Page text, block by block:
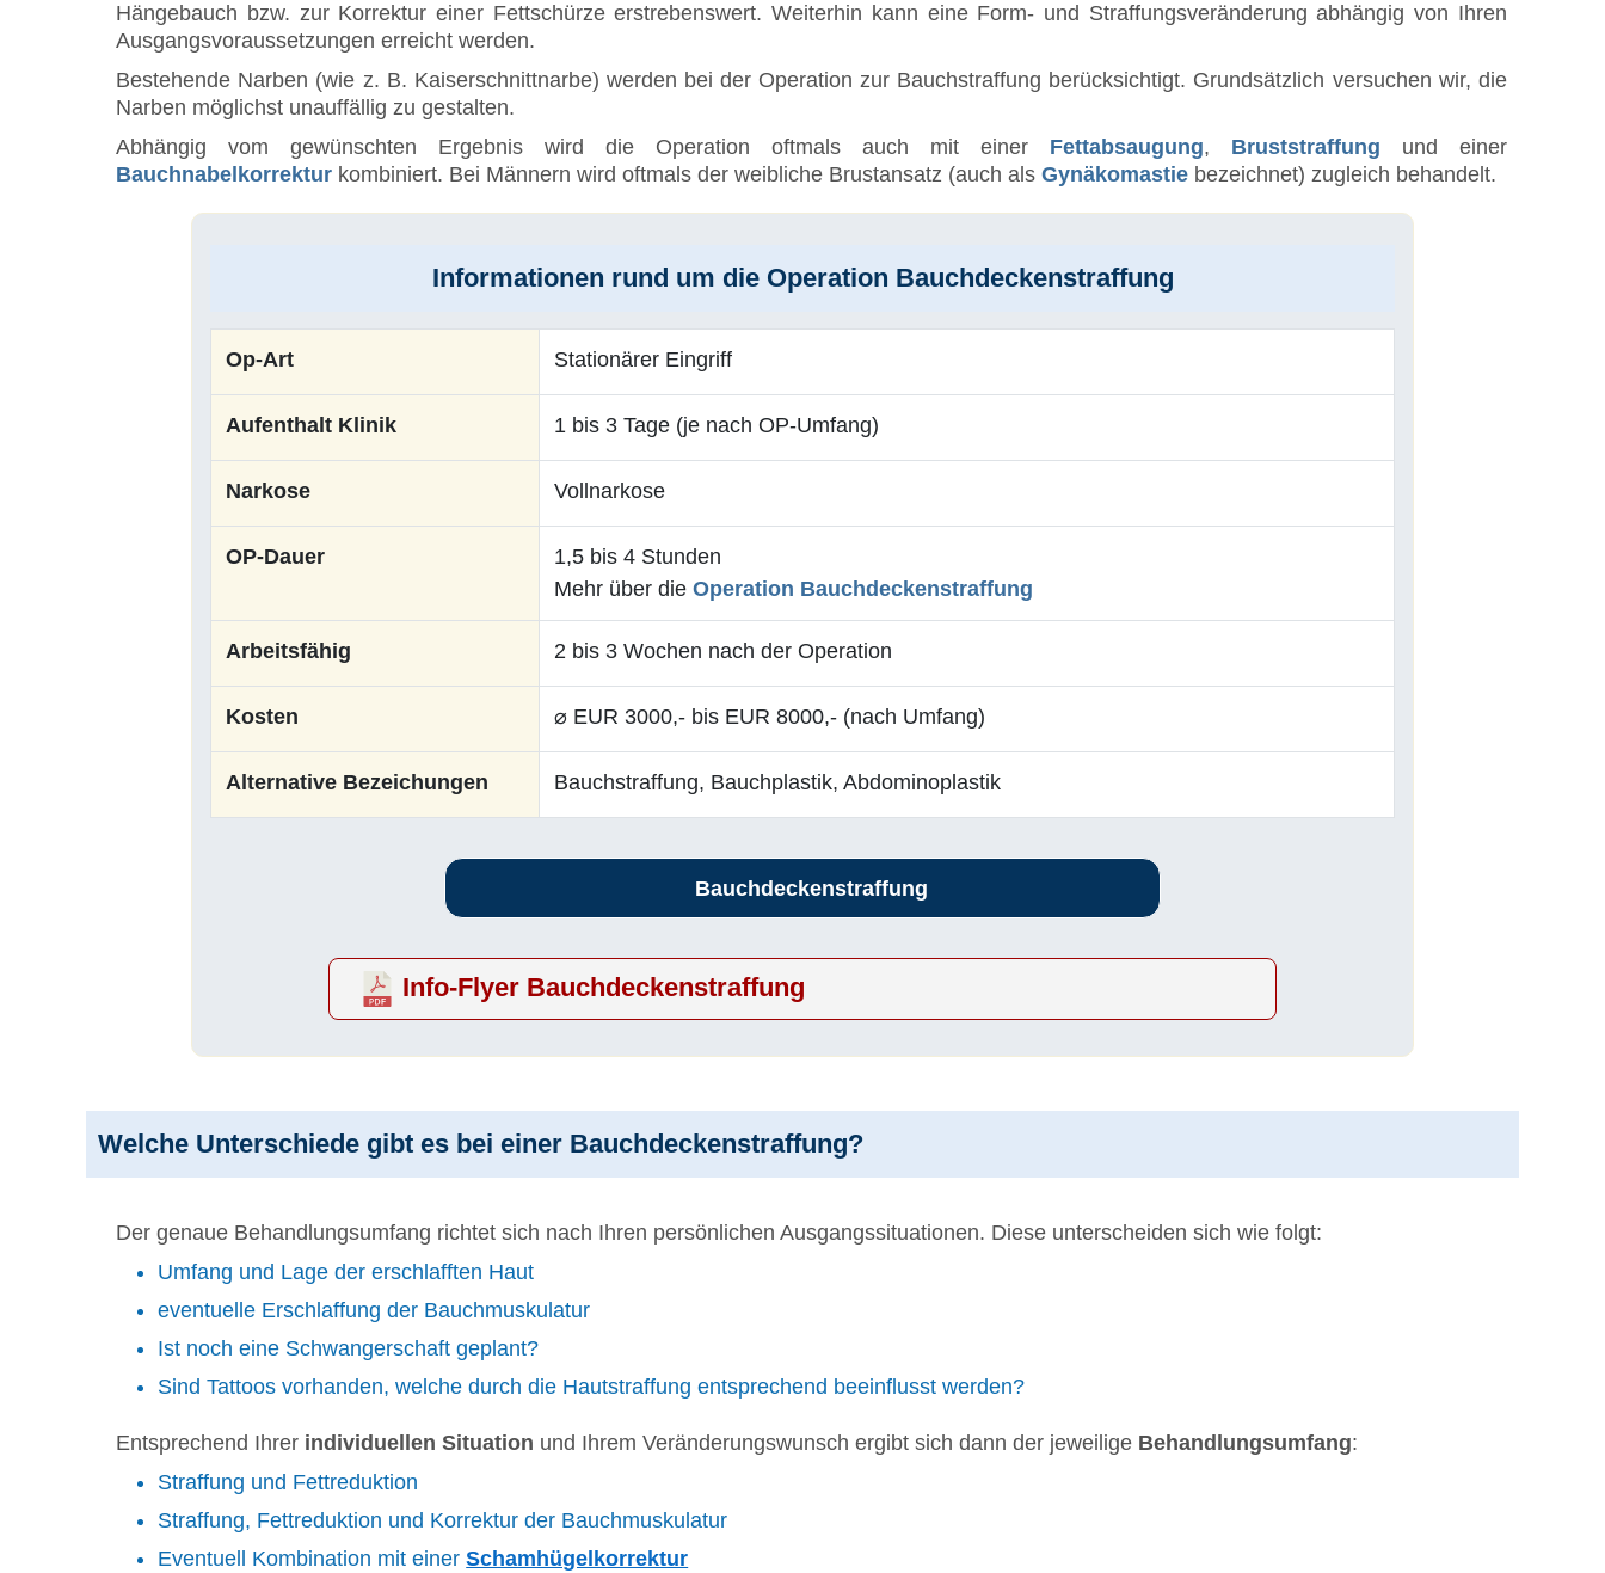
Hängebauch bzw. zur Korrektur einer Fettschürze erstrebenswert. Weiterhin kann eine Form- und Straffungsveränderung abhängig von Ihren
Ausgangsvoraussetzungen erreicht werden.
Bestehende Narben (wie z. B. Kaiserschnittnarbe) werden bei der Operation zur Bauchstraffung berücksichtigt. Grundsätzlich versuchen wir, die
Narben möglichst unauffällig zu gestalten.
Abhängig vom gewünschten Ergebnis wird die Operation oftmals auch mit einer Fettabsaugung, Bruststraffung und einer
Bauchnabelkorrektur kombiniert. Bei Männern wird oftmals der weibliche Brustansatz (auch alsGynäkomastie bezeichnet) zugleich behandelt.
Informationen rund um die Operation Bauchdeckenstraffung
Op-Art Stationärer Eingriff
Aufenthalt Klinik 1 bis 3 Tage (je nach OP-Umfang)
Narkose Vollnarkose
OP-Dauer
1,5 bis 4 Stunden
Mehr über die Operation Bauchdeckenstraffung
Arbeitsfähig 2 bis 3 Wochen nach der Operation
Kosten ⌀ EUR 3000,- bis EUR 8000,- (nach Umfang)
Alternative Bezeichungen Bauchstraffung, Bauchplastik, Abdominoplastik
Bauchdeckenstraffung
Info-Flyer Bauchdeckenstraffung
Welche Unterschiede gibt es bei einer Bauchdeckenstraffung?
Der genaue Behandlungsumfang richtet sich nach Ihren persönlichen Ausgangssituationen. Diese unterscheiden sich wie folgt:
Umfang und Lage der erschlafften Haut
eventuelle Erschlaffung der Bauchmuskulatur
Ist noch eine Schwangerschaft geplant?
Sind Tattoos vorhanden, welche durch die Hautstraffung entsprechend beeinflusst werden?
Entsprechend Ihrer individuellen Situation und Ihrem Veränderungswunsch ergibt sich dann der jeweilige Behandlungsumfang:
Straffung und Fettreduktion
Straffung, Fettreduktion und Korrektur der Bauchmuskulatur
Eventuell Kombination mit einerSchamhügelkorrektur